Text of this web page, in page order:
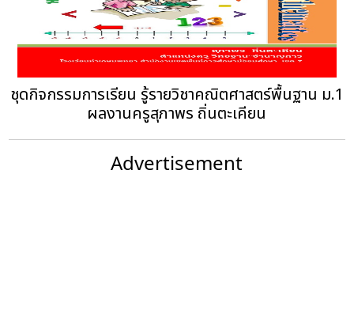
ชุดกิจกรรมการเรียน รู้รายวิชาคณิตศาสตร์พื้นฐาน ม.1
ผลงานครูสุภาพร ถิ่นตะเคียน
Advertisement